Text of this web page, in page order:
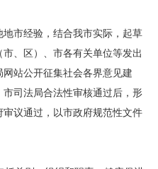
市经验，结合我市实际，起草
市、区）、市各有关单位等发出
站公开征集社会各界意见建
司法局合法性审核通过后，形
议通过，以市政府规范性文件